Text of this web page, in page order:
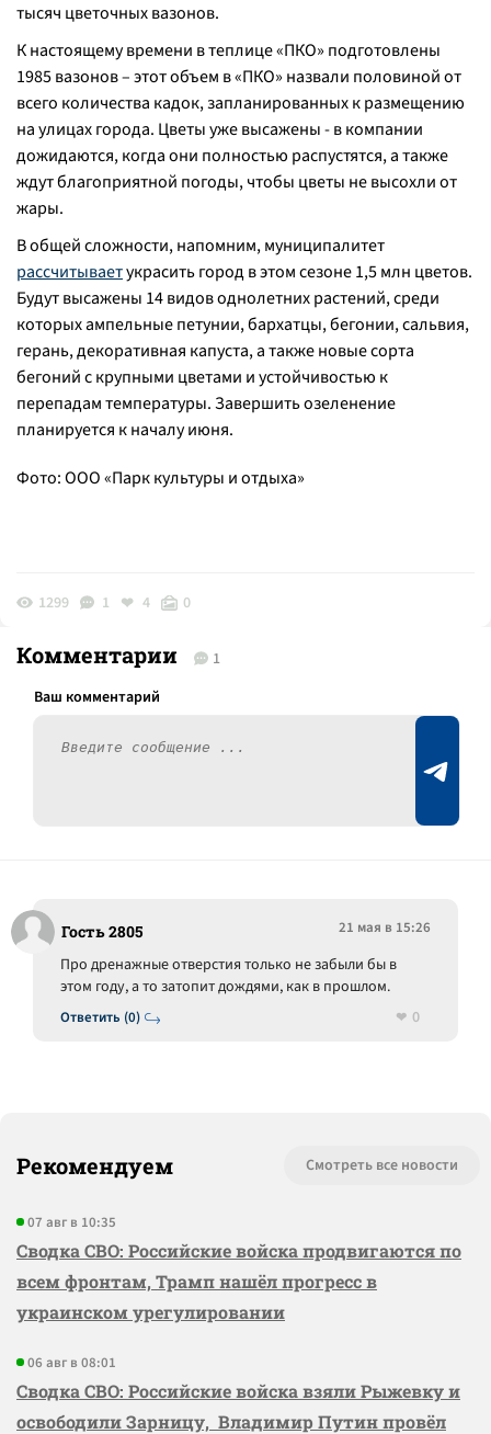
тысяч цветочных вазонов.
К настоящему времени в теплице «ПКО» подготовлены
1985 вазонов – этот объем в «ПКО» назвали половиной от
всего количества кадок, запланированных к размещению
на улицах города. Цветы уже высажены - в компании
дожидаются, когда они полностью распустятся, а также
ждут благоприятной погоды, чтобы цветы не высохли от
жары.
В общей сложности, напомним, муниципалитет
рассчитываетукрасить город в этом сезоне 1,5 млн цветов.
Будут высажены 14 видов однолетних растений, среди
которых ампельные петунии, бархатцы, бегонии, сальвия,
герань, декоративная капуста, а также новые сорта
бегоний с крупными цветами и устойчивостью к
перепадам температуры. Завершить озеленение
планируется к началу июня.
Фото: ООО «Парк культуры и отдыха»
1299 1 4 0
Комментарии 1
Гость 2805 21 мая в 15:26
Ответить (0)
Про дренажные отверстия только не забыли бы в
этом году, а то затопит дождями, как в прошлом.
0
Рекомендуем Смотреть все новости
07 авг в 10:35
Сводка СВО: Российские войска продвигаются по
всем фронтам, Трамп нашёл прогресс в
украинском урегулировании
06 авг в 08:01
Сводка СВО: Российские войска взяли Рыжевку и
освободили Зарницу, Владимир Путин провёл